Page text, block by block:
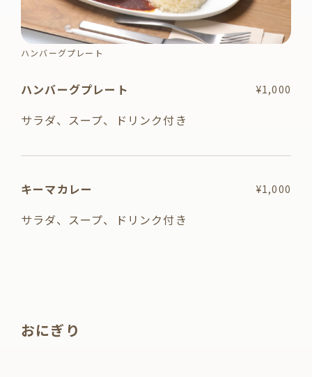
ハンバーグプレート
ハンバーグプレート ¥1,000
サラダ、スープ、ドリンク付き
キーマカレー ¥1,000
サラダ、スープ、ドリンク付き
おにぎり